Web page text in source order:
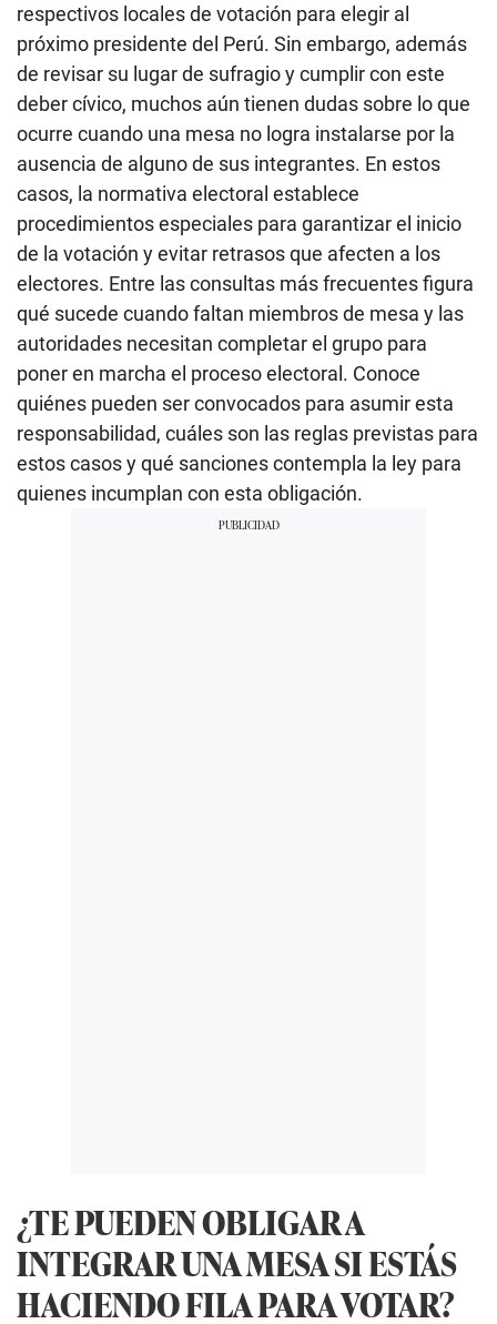
respectivos locales de votación para elegir al
próximo presidente del Perú. Sin embargo, además
de revisar su lugar de sufragio y cumplir con este
deber cívico, muchos aún tienen dudas sobre lo que
ocurre cuando una mesa no logra instalarse por la
ausencia de alguno de sus integrantes. En estos
casos, la normativa electoral establece
procedimientos especiales para garantizar el inicio
de la votación y evitar retrasos que afecten a los
electores. Entre las consultas más frecuentes figura
qué sucede cuando faltan miembros de mesa y las
autoridades necesitan completar el grupo para
poner en marcha el proceso electoral. Conoce
quiénes pueden ser convocados para asumir esta
responsabilidad, cuáles son las reglas previstas para
estos casos y qué sanciones contempla la ley para
quienes incumplan con esta obligación.
¿TE PUEDEN OBLIGAR A
INTEGRAR UNA MESA SI ESTÁS
HACIENDO FILA PARA VOTAR?